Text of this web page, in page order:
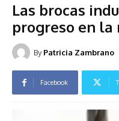
Las brocas
progreso en la
By Patricia Zambrano
Facebook